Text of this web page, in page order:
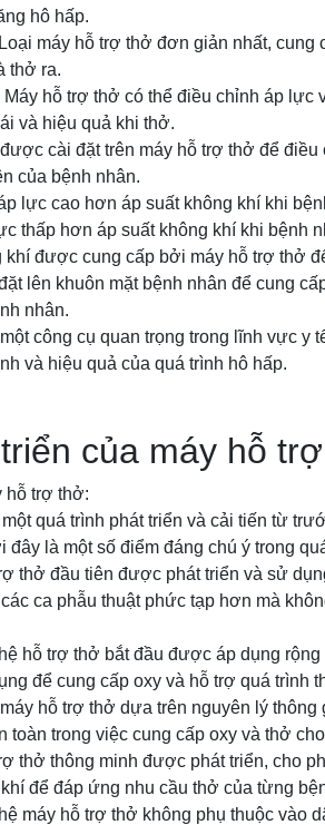
hô hấp.
máy hỗ trợ thở đơn giản nhất,
thở ra.
hỗ trợ thở có thể điều chỉnh áp
và hiệu quả khi thở.
cài đặt trên máy hỗ trợ thở để
của bệnh nhân.
lực cao hơn áp suất không khí khi
thấp hơn áp suất không khí khi bệnh
được cung cấp bởi máy hỗ trợ thở
lên khuôn mặt bệnh nhân để cung
nhân.
công cụ quan trọng trong lĩnh vực y
và hiệu quả của quá trình hô hấp.
của máy hỗ
hỗ trợ thở:
quá trình phát triển và cải tiến từ
đây là một số điểm đáng chú ý trong
thở đầu tiên được phát triển và sử
ca phẫu thuật phức tạp hơn mà
hỗ trợ thở bắt đầu được áp dụng
để cung cấp oxy và hỗ trợ quá trình
hỗ trợ thở dựa trên nguyên lý
toàn trong việc cung cấp oxy và thở
thở thông minh được phát triển, cho
để đáp ứng nhu cầu thở của từng
máy hỗ trợ thở không phụ thuộc vào